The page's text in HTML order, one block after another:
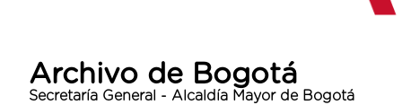
Archivo de Bogotá
Secretaría General - Alcaldía Mayor de Bogotá